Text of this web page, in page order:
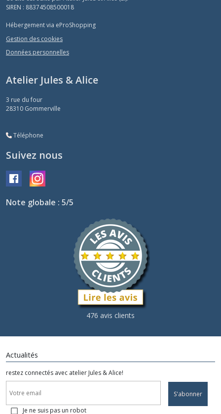
SIREN : 88374508500018
Hébergement via eProShopping
Gestion des cookies
Données personnelles
Atelier Jules & Alice
3 rue du four
28310 Gommerville
Téléphone
Suivez nous
Note globale : 5/5
476 avis clients
Actualités
restez connectés avec atelier Jules & Alice!
S'abonner
Je ne suis pas un robot